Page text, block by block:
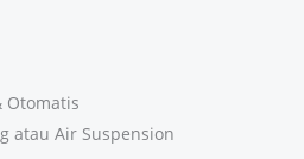
Otomatis
atau Air Suspension